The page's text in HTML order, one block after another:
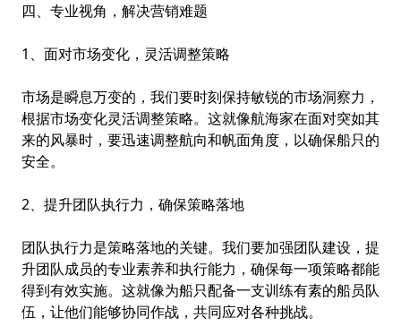
四、专业视角，解决营销难题
1、面对市场变化，灵活调整策略
市场是瞬息万变的，我们要时刻保持敏锐的市场洞察力，
根据市场变化灵活调整策略。这就像航海家在面对突如其
来的风暴时，要迅速调整航向和帆面角度，以确保船只的
安全。
2、提升团队执行力，确保策略落地
团队执行力是策略落地的关键。我们要加强团队建设，提
升团队成员的专业素养和执行能力，确保每一项策略都能
得到有效实施。这就像为船只配备一支训练有素的船员队
伍，让他们能够协同作战，共同应对各种挑战。